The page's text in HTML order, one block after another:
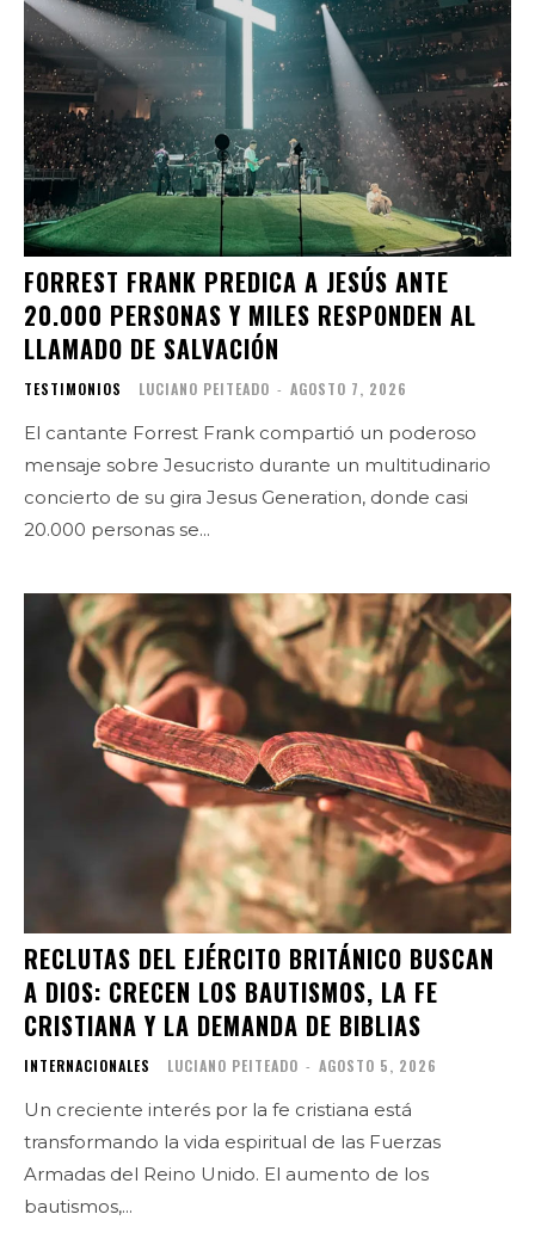
FORREST FRANK PREDICA A JESÚS ANTE
20.000 PERSONAS Y MILES RESPONDEN AL
LLAMADO DE SALVACIÓN
TESTIMONIOS LUCIANO PEITEADO - AGOSTO 7, 2026
El cantante Forrest Frank compartió un poderoso
mensaje sobre Jesucristo durante un multitudinario
concierto de su gira Jesus Generation, donde casi
20.000 personas se...
RECLUTAS DEL EJÉRCITO BRITÁNICO BUSCAN
A DIOS: CRECEN LOS BAUTISMOS, LA FE
CRISTIANA Y LA DEMANDA DE BIBLIAS
INTERNACIONALES LUCIANO PEITEADO - AGOSTO 5, 2026
Un creciente interés por la fe cristiana está
transformando la vida espiritual de las Fuerzas
Armadas del Reino Unido. El aumento de los
bautismos,...